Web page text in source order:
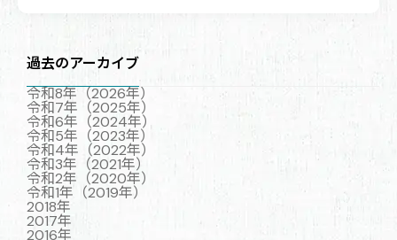
過去のアーカイブ
令和8年（2026年）
令和7年（2025年）
令和6年（2024年）
令和5年（2023年）
令和4年（2022年）
令和3年（2021年）
令和2年（2020年）
令和1年（2019年）
2018年
2017年
2016年